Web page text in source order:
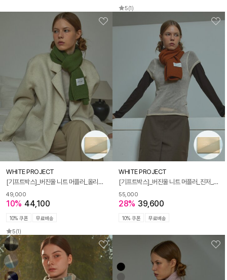
5(1)
WHITE PROJECT
[기프트박스]_버진울 니트 머플러_올리브_남녀공용
49,000
10% 44,100
10% 쿠폰 무료배송
5(1)
WHITE PROJECT
[기프트박스]_버진울 니트 머플러_진저_남녀공용
55,000
28% 39,600
10% 쿠폰 무료배송